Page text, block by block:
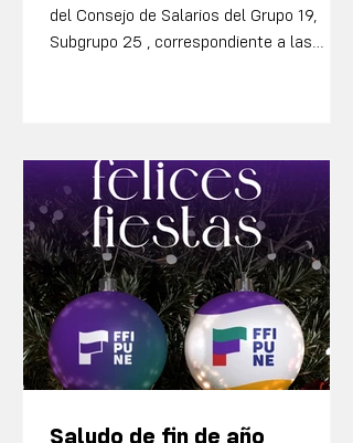
del Consejo de Salarios del Grupo 19,
Subgrupo 25 , correspondiente a las
salariales y no salariales que impactan en
las condiciones laborales de las y los
trabajadores del sector. En materia
salarial, el convenio define ajustes
semestrales diferenciados por franjas,
priorizando los salari
Saludo de fin de año